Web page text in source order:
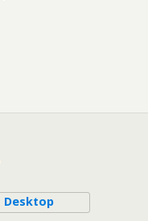
Desktop